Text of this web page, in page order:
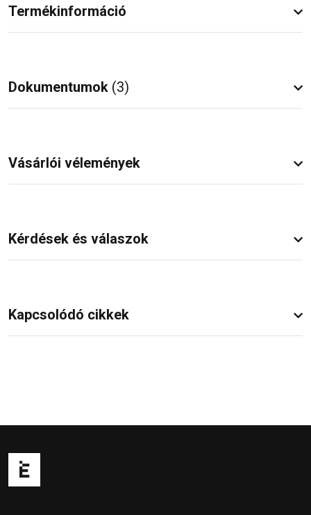
Termékinformáció
Dokumentumok (3)
Vásárlói vélemények
Kérdések és válaszok
Kapcsolódó cikkek